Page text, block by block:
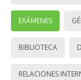
EXÁMENES
BIBLIOTECA
RELACIONES